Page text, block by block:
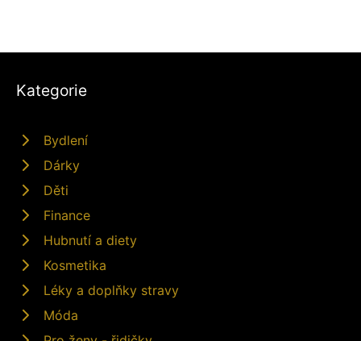
Kategorie
Bydlení
Dárky
Děti
Finance
Hubnutí a diety
Kosmetika
Léky a doplňky stravy
Móda